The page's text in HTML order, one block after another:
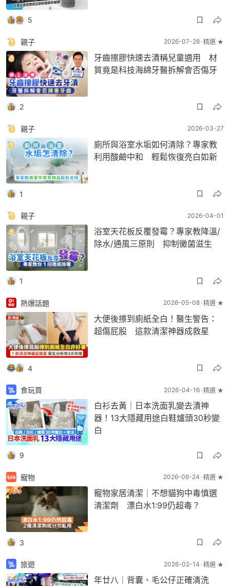
5
親子 2026-07-28 精選 ★
牙齒擦膠快速去漬稱兒童適用 材
質竟是科技海綿牙醫拆解會否傷牙
2
親子 2026-03-27
廁所與浴室水垢如何清除？專家教
利用酸鹼中和 輕鬆恢復亮白如新
1
親子 2026-04-01
浴室天花板反覆發霉？專家教降溫/
除水/通風三原則 抑制黴菌滋生
1
熱爆話題 2026-05-08 精選 ★
大便後擦到廁紙全白！醫生警告：
超傷屁股 這款清潔神器成救星
4
食玩買 2026-04-16 精選 ★
白衫去黃｜日本洗面乳變去漬神
器！13大隱藏用途白鞋爐頭30秒變
白
9
寵物 2026-06-24 精選 ★
寵物家居清潔｜不想貓狗中毒慎選
清潔劑 漂白水1:99仍超毒？
3
旅遊 2026-02-14 精選 ★
年廿八｜背囊、毛公仔正確清洗